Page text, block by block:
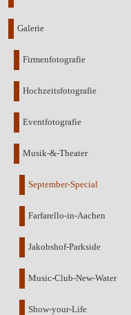
Galerie
Firmenfotografie
Hochzeitsfotografie
Eventfotografie
Musik-&-Theater
September-Special
Farfarello-in-Aachen
Jakobshof-Parkside
Music-Club-New-Water
Show-your-Life